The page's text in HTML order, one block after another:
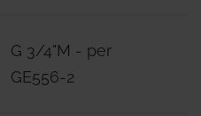
G 3/4"M - per
GE556-2